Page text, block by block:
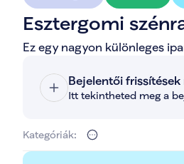
Esztergomi
Ez egy nagyon különleges
Bejelentői
Itt tekintheted meg a
Kategóriák: